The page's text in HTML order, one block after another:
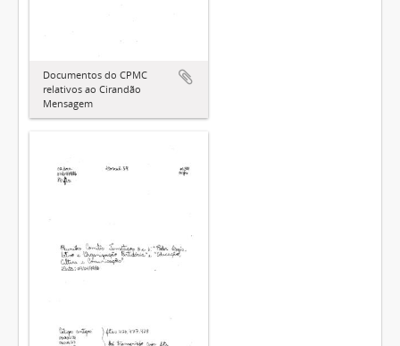
Documentos do CPMC
relativos ao Cirandão
Mensagem